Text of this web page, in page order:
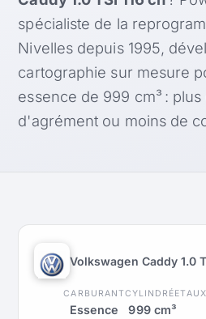
spécialiste de la
Nivelles depuis 1995,
cartographie sur mesure
essence de 999 cm³ :
d'agrément ou moins de
Volkswagen Caddy 1.0
CARBURANT
Essence
CYLINDRÉE
999 cm³